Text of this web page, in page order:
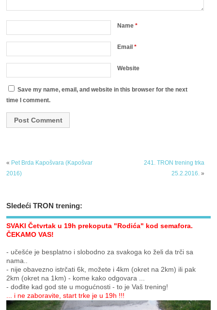
Name*
Email*
Website
Save my name, email, and website in this browser for the next
time I comment.
« Pet Brda Kapošvara (Kapošvar
2016)
241. TRON trening trka
25.2.2016.»
Sledeći TRON trening:
SVAKI Četvrtak u 19h prekoputa "Rodića" kod semafora.
ČEKAMO VAS!
- učešće je besplatno i slobodno za svakoga ko želi da trči sa
nama..
- nije obavezno istrčati 6k, možete i 4km (okret na 2km) ili pak
2km (okret na 1km) - kome kako odgovara ...
- dođite kad god ste u mogućnosti - to je Vaš trening!
... i ne zaboravite, start trke je u 19h !!!